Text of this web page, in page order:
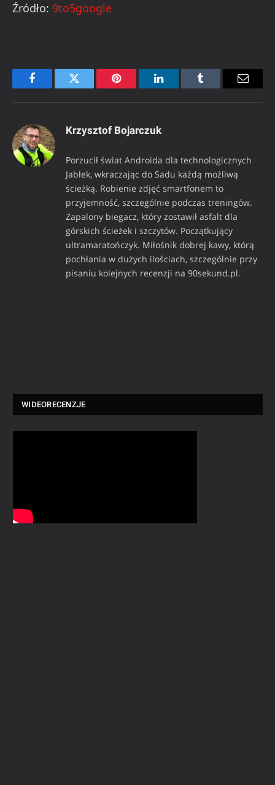
Źródło: 9to5google
FacebookTwitter Pinterest LinkedInTumblr Email
Krzysztof Bojarczuk
Porzucił świat Androida dla technologicznych
Jabłek, wkraczając do Sadu każdą możliwą
ścieżką. Robienie zdjęć smartfonem to
przyjemność, szczególnie podczas treningów.
Zapalony biegacz, który zostawił asfalt dla
górskich ścieżek i szczytów. Początkujący
ultramaratończyk. Miłośnik dobrej kawy, którą
pochłania w dużych ilościach, szczególnie przy
pisaniu kolejnych recenzji na 90sekund.pl.
WIDEORECENZJE